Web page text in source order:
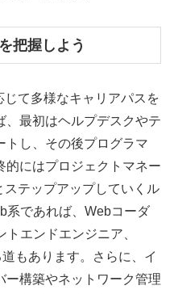
把握しよう
じて多様なキャリアパスを
、最初はヘルプデスクやテ
トし、その後プログラマ
的にはプロジェクトマネー
テップアップしていくル
系であれば、Webコーダ
エンドエンジニア、
もあります。さらに、イ
ー構築やネットワーク管理